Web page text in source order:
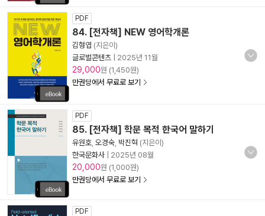
PDF
84. [전자책] NEW 영어학개론
김형엽 (지은이)
글로벌콘텐츠
2025년 11월
29,000원 (1,450원)
만권당에서 무료로 보기
PDF
85. [전자책] 학문 목적 한국어 말하기
유원호 오경숙 박진혁 (지은이)
한국문화사
2025년 08월
20,000원 (1,000원)
만권당에서 무료로 보기
PDF